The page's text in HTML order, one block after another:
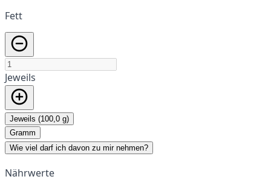
Fett
Jeweils
Jeweils (100,0 g)
Gramm
Wie viel darf ich davon zu mir nehmen?
Nährwerte